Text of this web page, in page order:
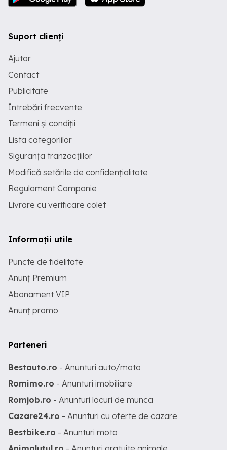
Suport clienți
Ajutor
Contact
Publicitate
Întrebări frecvente
Termeni și condiții
Lista categoriilor
Siguranța tranzacțiilor
Modifică setările de confidențialitate
Regulament Campanie
Livrare cu verificare colet
Informații utile
Puncte de fidelitate
Anunț Premium
Abonament VIP
Anunț promo
Parteneri
Bestauto.ro - Anunturi auto/moto
Romimo.ro - Anunturi imobiliare
Romjob.ro - Anunturi locuri de munca
Cazare24.ro - Anunturi cu oferte de cazare
Bestbike.ro - Anunturi moto